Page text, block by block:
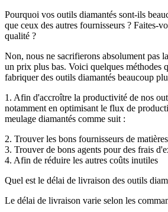
Pourquoi vos outils diamantés sont-ils
que ceux des autres fournisseurs ? Faites-
qualité ?
Non, nous ne sacrifierons absolument pas
un prix plus bas. Voici quelques méthodes
fabriquer des outils diamantés beaucoup
1. Afin d'accroître la productivité de nos
notamment en optimisant le flux de
meulage diamantés comme suit :
2. Trouver les bons fournisseurs de
3. Trouver de bons agents pour des frais
4. Afin de réduire les autres coûts inutiles
Quel est le délai de livraison des outils
Le délai de livraison varie selon les